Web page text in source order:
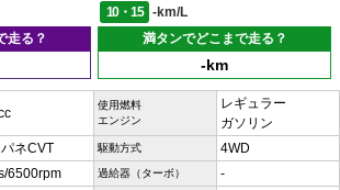
10・15
-km/L
走る？
満タンでどこまで走る？
-km
使用燃料
エンジン
レギュラー
ガソリン
ネCVT 駆動方式 4WD
6500rpm 過給器（ターボ） -